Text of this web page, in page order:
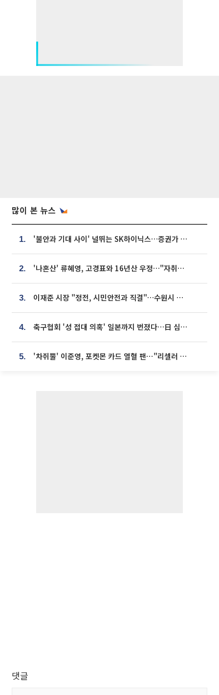
많이 본 뉴스
1. '불안과 기대 사이' 널뛰는 SK하이닉스…증권가 "HBM4·LTA 기반 펀터멘털 견고"
2. '나혼산' 류혜영, 고경표와 16년산 우정…"자취방서 부모님과 마주쳐"
3. 이재준 시장 "정전, 시민안전과 직결"…수원시 비상대응체계 가동
4. 축구협회 '성 접대 의혹' 일본까지 번졌다…日 심판 실명 공개
5. '차쥐뿔' 이준영, 포켓몬 카드 열혈 팬⋯"리셀러 처단할 것"
댓글